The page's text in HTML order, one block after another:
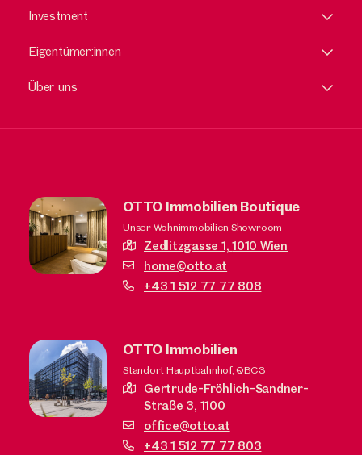
Investment
Eigentümer:innen
Über uns
OTTO Immobilien Boutique
Unser Wohnimmobilien Showroom
Zedlitzgasse 1,1010 Wien
home@otto.at
+43 1 512 77 77 808
OTTO Immobilien
Standort Hauptbahnhof, QBC3
Gertrude-Fröhlich-Sandner-
Straße 3, 1100
office@otto.at
+43 1 512 77 77 803